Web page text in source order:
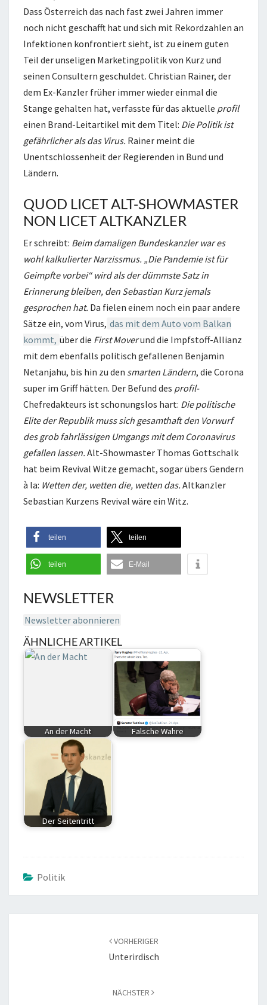
Dass Österreich das nach fast zwei Jahren immer
noch nicht geschafft hat und sich mit Rekordzahlen an
Infektionen konfrontiert sieht, ist zu einem guten
Teil der unseligen Marketingpolitik von Kurz und
seinen Consultern geschuldet. Christian Rainer, der
dem Ex-Kanzler früher immer wieder einmal die
Stange gehalten hat, verfasste für das aktuelle profil
einen Brand-Leitartikel mit dem Titel: Die Politik ist
gefährlicher als das Virus. Rainer meint die
Unentschlossenheit der Regierenden in Bund und
Ländern.
QUOD LICET ALT-SHOWMASTER
NON LICET ALTKANZLER
Er schreibt: Beim damaligen Bundeskanzler war es
wohl kalkulierter Narzissmus. „Die Pandemie ist für
Geimpfte vorbei“ wird als der dümmste Satz in
Erinnerung bleiben, den Sebastian Kurz jemals
gesprochen hat. Da fielen einem noch ein paar andere
Sätze ein, vom Virus, das mit dem Auto vom Balkan
kommt, über die First Moverund die Impfstoff-Allianz
mit dem ebenfalls politisch gefallenen Benjamin
Netanjahu, bis hin zu den smarten Ländern, die Corona
super im Griff hätten. Der Befund des profil-
Chefredakteurs ist schonungslos hart: Die politische
Elite der Republik muss sich gesamthaft den Vorwurf
des grob fahrlässigen Umgangs mit dem Coronavirus
gefallen lassen. Alt-Showmaster Thomas Gottschalk
hat beim Revival Witze gemacht, sogar übers Gendern
à la: Wetten der, wetten die, wetten das. Altkanzler
Sebastian Kurzens Revival wäre ein Witz.
teilen teilen
teilen E-Mail
NEWSLETTER
Newsletter abonnieren
ÄHNLICHE ARTIKEL
An der Macht Falsche Wahre
Der Seitentritt
Politik
VORHERIGER
Unterirdisch
NÄCHSTER